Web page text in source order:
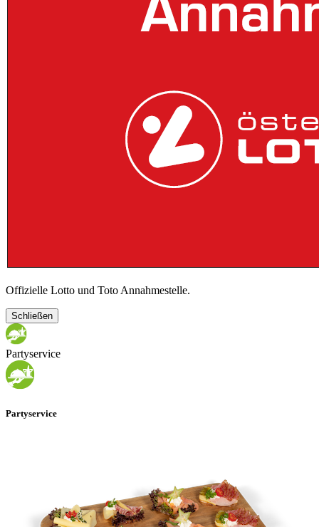
Offizielle Lotto und Toto Annahmestelle.
Schließen
Partyservice
Partyservice